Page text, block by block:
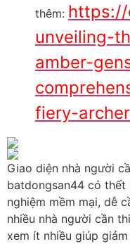
thêm:
unveiling-
amber-
fiery-
Giao diện nhà người
batdongsan44 có
nghiệm mềm mại, dễ
nhiều nhà người cần
xem ít nhiều giúp